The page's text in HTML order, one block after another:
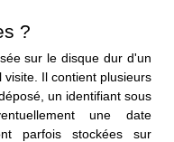
?
sur le disque dur d'un
Il contient plusieurs
un identifiant sous
une date
parfois stockées sur